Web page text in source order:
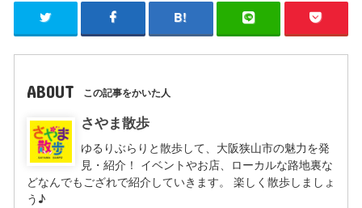
ABOUT この記事をかいた人
さやま散歩
ゆるりぶらりと散歩して、大阪狭山市の魅力を発
見・紹介！ イベントやお店、ローカルな路地裏な
どなんでもござれで紹介していきます。 楽しく散歩しましょ
う♪